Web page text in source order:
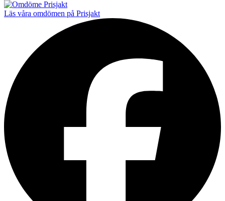
Läs våra omdömen på Prisjakt